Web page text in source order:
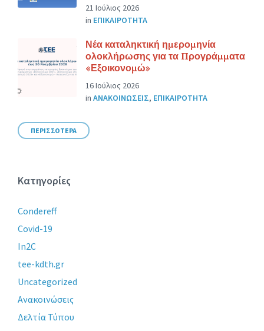
21 Ιούλιος 2026
in ΕΠΙΚΑΙΡΟΤΗΤΑ
Νέα καταληκτική ημερομηνία
ολοκλήρωσης για τα Προγράμματα
«Εξοικονομώ»
16 Ιούλιος 2026
in ΑΝΑΚΟΙΝΩΣΕΙΣ, ΕΠΙΚΑΙΡΟΤΗΤΑ
ΠΕΡΙΣΣΟΤΕΡΑ
Κατηγορίες
Condereff
Covid-19
In2C
tee-kdth.gr
Uncategorized
Ανακοινώσεις
Δελτία Τύπου